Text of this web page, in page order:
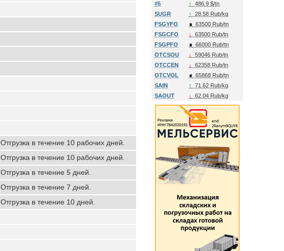
Отгрузка в течение 10 рабочих дней.
Отгрузка в течение 10 рабочих дней.
Отгрузка в течение 5 дней.
Отгрузка в течение 7 дней.
Отгрузка в течение 10 дней.
#5
↑
486.9 $/tn
SUGR
↑
28.58 Rub/kg
FSGYFO
∎ 63500 Rub/tn
FSGCFO
↓
63500 Rub/tn
FSGPFO
∎ 66000 Rub/tn
OTCSOU
↓
59046 Rub/tn
OTCCEN
↓
62358 Rub/tn
OTCVOL
∎ 65868 Rub/tn
SAIN
↑
71.62 Rub/kg
SAOUT
↓ 62.04 Rub/kg